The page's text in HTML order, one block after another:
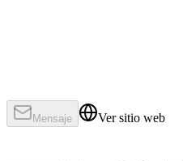
Mensaje Ver sitio web